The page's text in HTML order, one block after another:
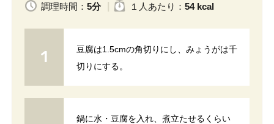
調理時間： 5分 １人 あたり ： 54 kcal
豆腐は1.5cmの角切りにし、みょうがは千
切りにする。
鍋に水・豆腐を入れ、煮立たせるくらい